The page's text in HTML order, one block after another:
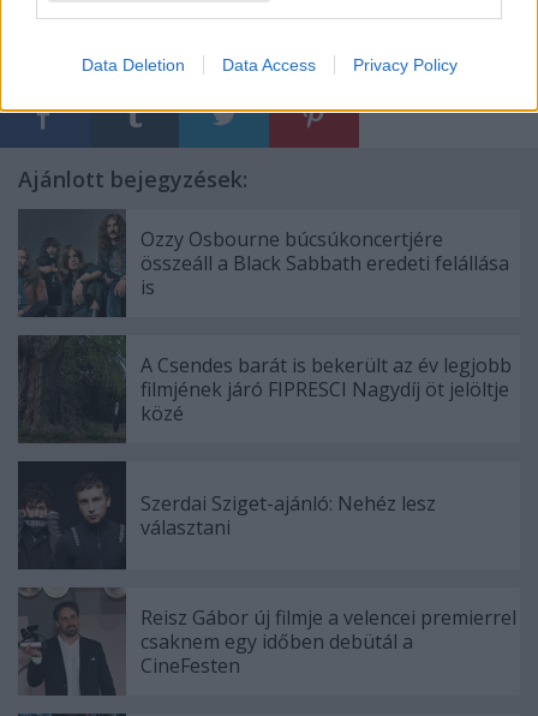
Data Deletion Data Access Privacy Policy
programajánló black sabbath
Ajánlott bejegyzések:
Ozzy Osbourne búcsúkoncertjére
összeáll a Black Sabbath eredeti felállása
is
A Csendes barát is bekerült az év legjobb
filmjének járó FIPRESCI Nagydíj öt jelöltje
közé
Szerdai Sziget-ajánló: Nehéz lesz
választani
Reisz Gábor új filmje a velencei premierrel
csaknem egy időben debütál a
CineFesten